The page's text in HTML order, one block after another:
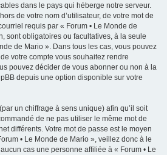
dans le pays qui héberge notre serveur.
de votre nom d’utilisateur, de votre mot de
requis par « Forum • Le Monde de
sont obligatoires ou facultatives, à la seule
de Mario ». Dans tous les cas, vous pouvez
votre compte vous souhaitez rendre
pouvez décider de vous abonner ou non à la
depuis une option disponible sur votre
un chiffrage à sens unique) afin qu’il soit
de ne pas utiliser le même mot de
différents. Votre mot de passe est le moyen
• Le Monde de Mario », veillez donc à le
cas une personne affiliée à « Forum • Le